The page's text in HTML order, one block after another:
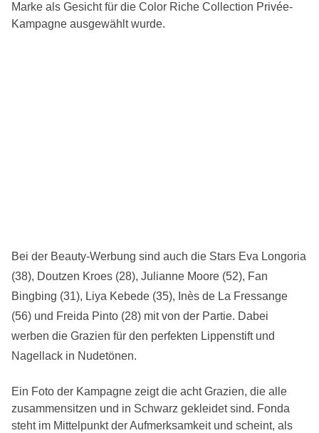
Marke als Gesicht für die Color Riche Collection Privée-
Kampagne ausgewählt wurde.
Bei der Beauty-Werbung sind auch die Stars Eva Longoria
(38), Doutzen Kroes (28), Julianne Moore (52), Fan
Bingbing (31), Liya Kebede (35), Inès de La Fressange
(56) und Freida Pinto (28) mit von der Partie. Dabei
werben die Grazien für den perfekten Lippenstift und
Nagellack in Nudetönen.
Ein Foto der Kampagne zeigt die acht Grazien, die alle
zusammensitzen und in Schwarz gekleidet sind. Fonda
steht im Mittelpunkt der Aufmerksamkeit und scheint, als